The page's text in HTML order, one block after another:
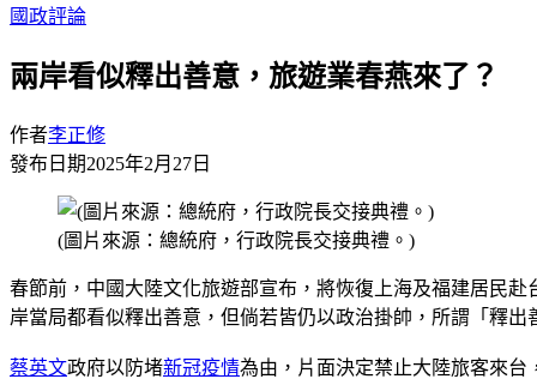
國政評論
兩岸看似釋出善意，旅遊業春燕來了？
作者李正修
發布日期2025年2月27日
(圖片來源：總統府，行政院長交接典禮。)
春節前，中國大陸文化旅遊部宣布，將恢復上海及福建居民
岸當局都看似釋出善意，但倘若皆仍以政治掛帥，所謂「釋
蔡英文政府以防堵新冠疫情為由，片面決定禁止大陸旅客來台